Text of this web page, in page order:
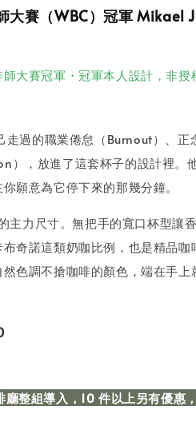
大賽（WBC）冠軍 Mikael
大賽冠軍・冠軍本人設計，非授
過的職業倦怠（Burnout）、正
），放進了這套杯子的設計裡。
願意為它停下來的那幾分鐘。
主力尺寸。無把手的寬口杯型讓
奇諾這類奶咖比例，也是精品咖
色調不搶咖啡的顏色，端在手上
廳整組導入，10 件以上另有優惠